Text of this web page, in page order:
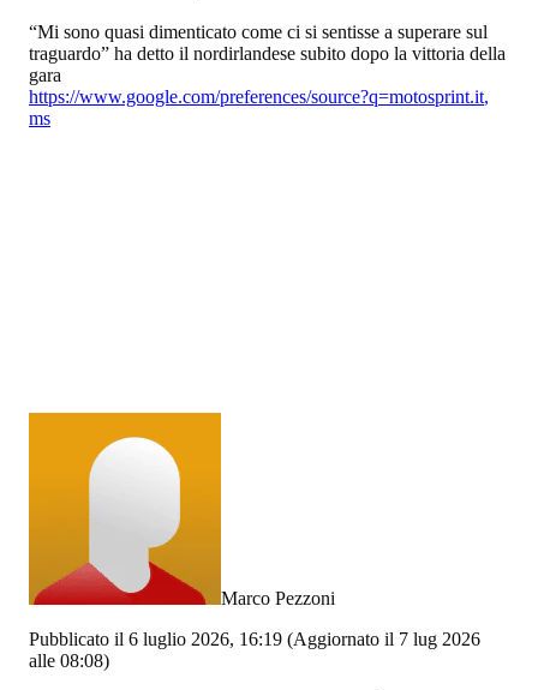
“Mi sono quasi dimenticato come ci si sentisse a superare sul
traguardo” ha detto il nordirlandese subito dopo la vittoria della
gara
https://www.google.com/preferences/source?q=motosprint.it,
ms
Marco Pezzoni
Pubblicato il 6 luglio 2026, 16:19 (Aggiornato il 7 lug 2026
alle 08:08)